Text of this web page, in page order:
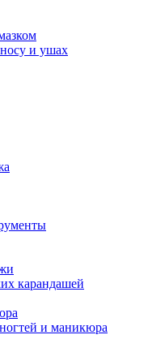
и ушах
карандашей
и маникюра